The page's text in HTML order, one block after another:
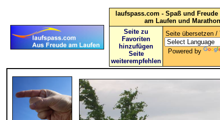
laufspass.com - Spaß und
am Laufen und Marathon
Seite zu
Favoriten
hinzufügen
Seite
weiterempfehlen
Seite übersetzen /
Powered by